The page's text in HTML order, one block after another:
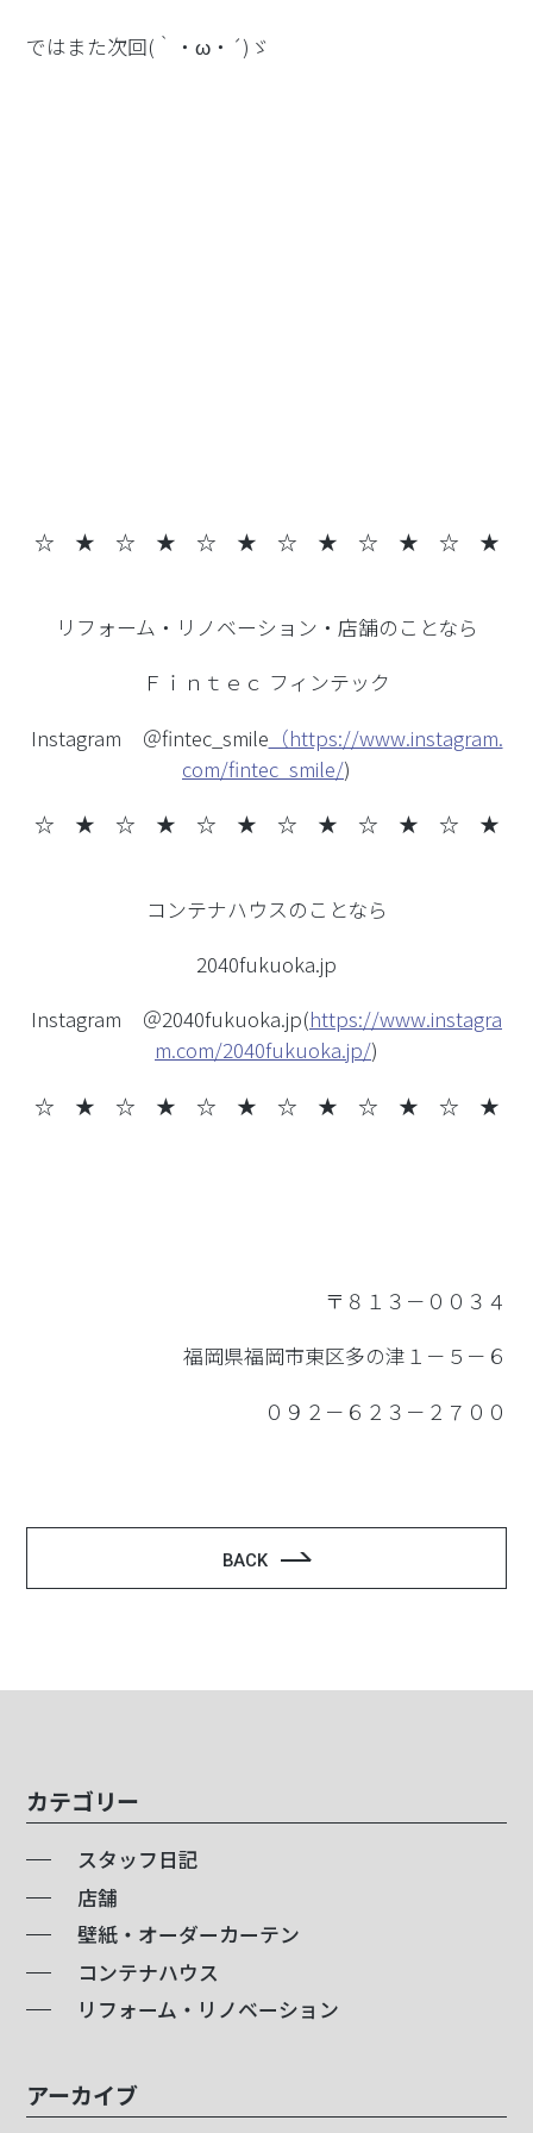
ではまた次回(｀・ω・´)ゞ
☆ ★ ☆ ★ ☆ ★ ☆ ★ ☆ ★ ☆ ★
リフォーム・リノベーション・店舗のことなら
Ｆｉｎｔｅｃ フィンテック
Instagram ＠fintec_smile （https://www.instagram.
com/fintec_smile/)
☆ ★ ☆ ★ ☆ ★ ☆ ★ ☆ ★ ☆ ★
コンテナハウスのことなら
2040fukuoka.jp
Instagram ＠2040fukuoka.jp(https://www.instagra
m.com/2040fukuoka.jp/)
☆ ★ ☆ ★ ☆ ★ ☆ ★ ☆ ★ ☆ ★
〒８１３－００３４
福岡県福岡市東区多の津１－５－６
０９２－６２３－２７００
BACK
カテゴリー
スタッフ日記
店舗
壁紙・オーダーカーテン
コンテナハウス
リフォーム・リノベーション
アーカイブ